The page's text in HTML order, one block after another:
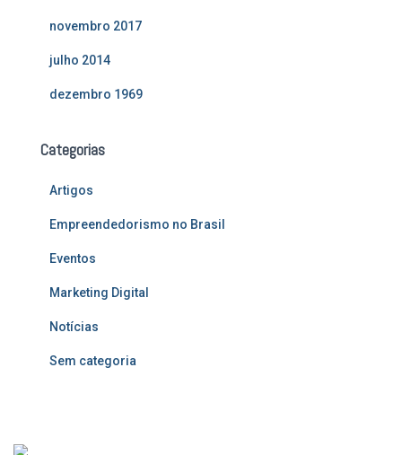
novembro 2017
julho 2014
dezembro 1969
Categorias
Artigos
Empreendedorismo no Brasil
Eventos
Marketing Digital
Notícias
Sem categoria